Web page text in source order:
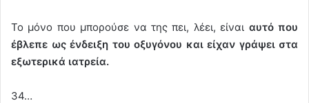
Το μόνο που μπορούσε να της πει, λέει, είναι αυτό που
έβλεπε ως ένδειξη του οξυγόνου και είχαν γράψει στα
εξωτερικά ιατρεία.
34…